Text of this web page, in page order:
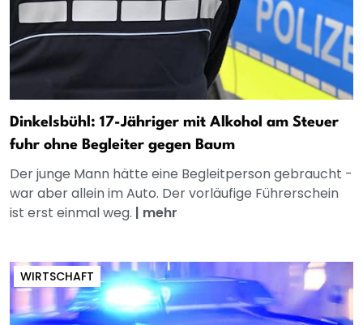
Dinkelsbühl: 17-Jähriger mit Alkohol am Steuer
fuhr ohne Begleiter gegen Baum
Der junge Mann hätte eine Begleitperson gebraucht -
war aber allein im Auto. Der vorläufige Führerschein
ist erst einmal weg. | mehr
WIRTSCHAFT